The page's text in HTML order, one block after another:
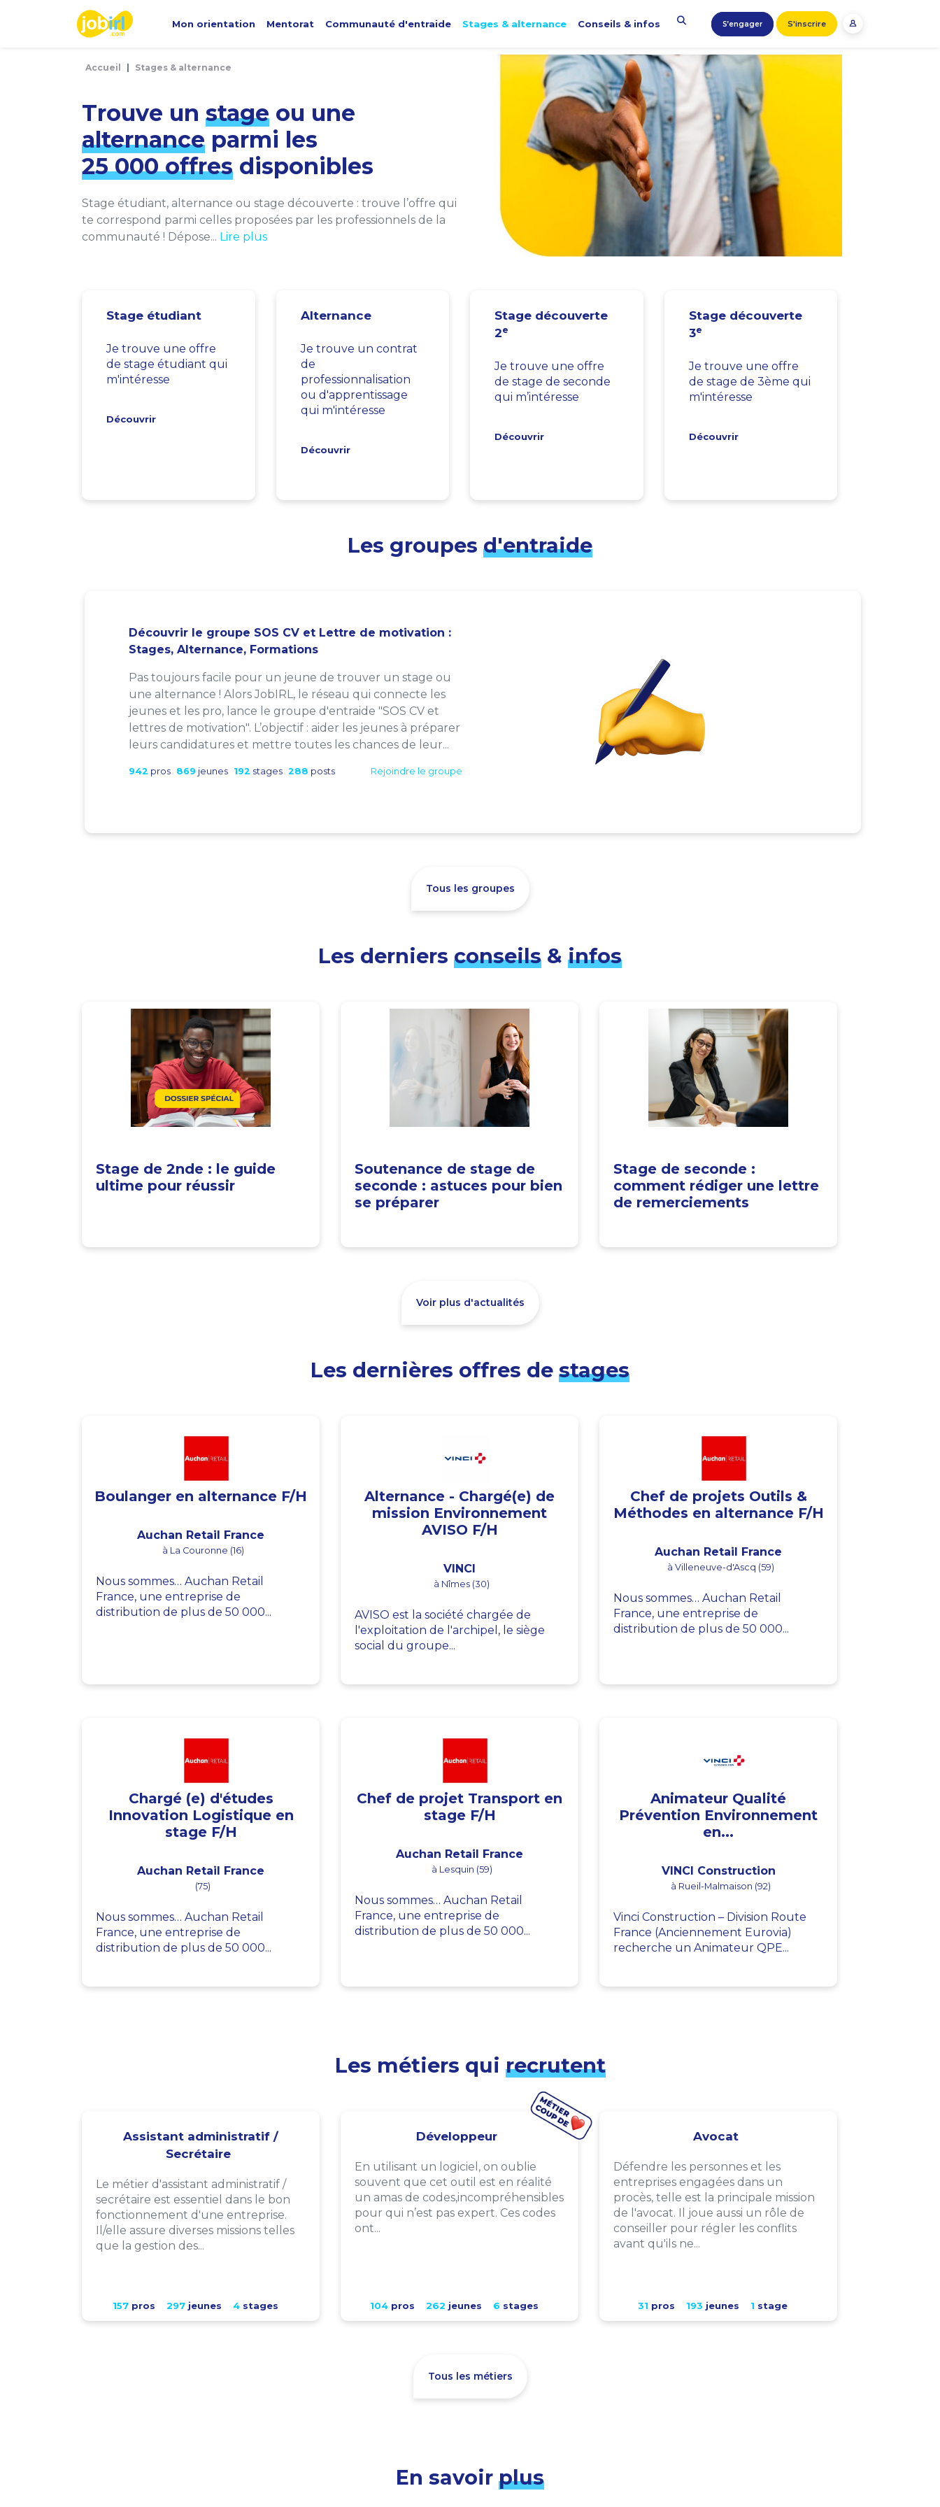
Mon orientation Mentorat Communauté d'entraide Stages & alternance Conseils & infos S’engager S'inscrire
Accueil Stages & alternance
Trouve un stage ou une
alternance parmi les
25 000 offres disponibles
Stage étudiant, alternance ou stage découverte : trouve l’offre qui
te correspond parmi celles proposées par les professionnels de la
communauté ! Dépose... Lire plus
Stage étudiant
Je trouve une offre
de stage étudiant qui
m'intéresse
Découvrir
Alternance
Je trouve un contrat
de
professionnalisation
ou d'apprentissage
qui m'intéresse
Découvrir
Stage découverte
2e
Je trouve une offre
de stage de seconde
qui m’intéresse
Découvrir
Stage découverte
3e
Je trouve une offre
de stage de 3ème qui
m'intéresse
Découvrir
Les groupes d'entraide
Découvrir le groupe SOS CV et Lettre de motivation :
Stages, Alternance, Formations
Pas toujours facile pour un jeune de trouver un stage ou
une alternance ! Alors JobIRL, le réseau qui connecte les
jeunes et les pro, lance le groupe d'entraide "SOS CV et
lettres de motivation". L’objectif : aider les jeunes à préparer
leurs candidatures et mettre toutes les chances de leur...
942 pros 869 jeunes 192 stages 288 posts Rejoindre le groupe
Tous les groupes
Les derniers conseils & infos
Stage de 2nde : le guide
ultime pour réussir
Soutenance de stage de
seconde : astuces pour bien
se préparer
Stage de seconde :
comment rédiger une lettre
de remerciements
Voir plus d'actualités
Les dernières offres de stages
Boulanger en alternance F/H
Auchan Retail France
à La Couronne (16)
Nous sommes… Auchan Retail
France, une entreprise de
distribution de plus de 50 000...
Alternance - Chargé(e) de
mission Environnement
AVISO F/H
VINCI
à Nîmes (30)
AVISO est la société chargée de
l'exploitation de l'archipel, le siège
social du groupe...
Chef de projets Outils &
Méthodes en alternance F/H
Auchan Retail France
à Villeneuve-d'Ascq (59)
Nous sommes… Auchan Retail
France, une entreprise de
distribution de plus de 50 000...
Chargé (e) d'études
Innovation Logistique en
stage F/H
Auchan Retail France
(75)
Nous sommes… Auchan Retail
France, une entreprise de
distribution de plus de 50 000...
Chef de projet Transport en
stage F/H
Auchan Retail France
à Lesquin (59)
Nous sommes… Auchan Retail
France, une entreprise de
distribution de plus de 50 000...
Animateur Qualité
Prévention Environnement
en...
VINCI Construction
à Rueil-Malmaison (92)
Vinci Construction – Division Route
France (Anciennement Eurovia)
recherche un Animateur QPE...
Les métiers qui recrutent
Assistant administratif /
Secrétaire
Le métier d'assistant administratif /
secrétaire est essentiel dans le bon
fonctionnement d'une entreprise.
Il/elle assure diverses missions telles
que la gestion des...
157pros 297jeunes 4stages
Développeur
En utilisant un logiciel, on oublie
souvent que cet outil est en réalité
un amas de codes,incompréhensibles
pour qui n’est pas expert. Ces codes
ont...
104pros 262 jeunes 6 stages
Avocat
Défendre les personnes et les
entreprises engagées dans un
procès, telle est la principale mission
de l'avocat. Il joue aussi un rôle de
conseiller pour régler les conflits
avant qu'ils ne...
31 pros 193 jeunes 1 stage
Tous les métiers
En savoir plus
Panneau de gestion des cookies